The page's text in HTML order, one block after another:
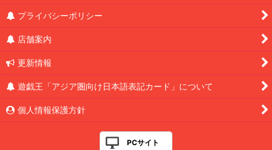
プライバシーポリシー
店舗案内
更新情報
遊戯王「アジア圏向け日本語表記カード」について
個人情報保護方針
PCサイト